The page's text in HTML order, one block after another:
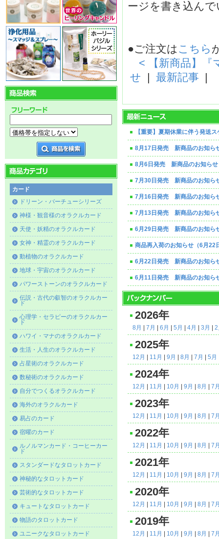
カード
ドリーン・バーチューシリーズ
神様・観音様のオラクルカード
天使・妖精のオラクルカード
女神・精霊のオラクルカード
動植物のオラクルカード
地球・宇宙のオラクルカード
パワーストーンのオラクルカード
伝説・古代の叡智のオラクルカー
ド
心理学・セラピーのオラクルカー
ド
ハワイ・マナのオラクルカード
生活・人生のオラクルカード
占星術のオラクルカード
数秘術のオラクルカード
自分でつくるオラクルカード
海外のオラクルカード
易占のカード
宿曜のカード
ルノルマンカード・コーヒーカー
ド
スタンダードなタロットカード
神秘的なタロットカード
芸術的なタロットカード
キュートなタロットカード
物語のタロットカード
ユニークなタロットカード
ージを書き込ん
●ご注文は こちら
< 【新商品】『
せ
最新記事
【重要】夏期休業に伴う発送
8月17日発売 新商品のお知ら
8月6日発売 新商品のお知らせ
7月30日発売 新商品のお知ら
7月16日発売 新商品のお知ら
7月13日発売 新商品のお知ら
6月29日発売 新商品のお知ら
商品再入荷のお知らせ（6月22
6月22日発売 新商品のお知ら
6月11日発売 新商品のお知ら
2026年
8月 7月 6月 5月 4月 3月 2
2025年
12月 11月 9月 8月 7月 5月
2024年
12月 11月 10月 9月 8月 7
2023年
12月 11月 10月 9月 8月 7
2022年
12月 11月 10月 9月 8月 7
2021年
12月 11月 10月 9月 8月 7
2020年
12月 11月 10月 9月 8月 7
2019年
12月 11月 10月 9月 8月 7